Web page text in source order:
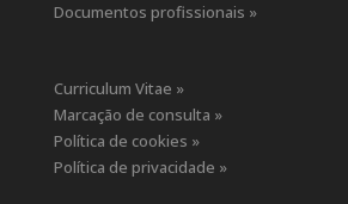
Documentos profissionais »
Curriculum Vitae »
Marcação de consulta »
Política de cookies »
Política de privacidade »